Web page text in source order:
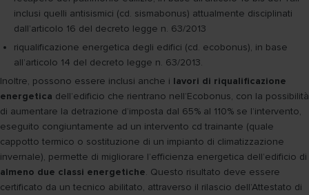
inclusi quelli antisismici (cd. sismabonus) attualmente disciplinati
dall’articolo 16 del decreto legge n. 63/2013
riqualificazione energetica degli edifici (cd. ecobonus), in base
all’articolo 14 del decreto legge n. 63/2013.
Inoltre, possono essere inclusi anche i lavori di riqualificazione
energetica dell’edificio che rientrano nell’Ecobonus, con la possibilità
di aumentare la detrazione d’imposta dal 65% al 110% se l’intervento,
eseguito congiuntamente ad un intervento cd trainante (quale
cappotto termico o sostituzione di un impianto di climatizzazione
invernale), permette di migliorare l’efficienza energetica dell’edificio di
almeno due classi energetiche. Questo risultato deve essere
certificato da un tecnico abilitato, attraverso il rilascio dell’Attestato di